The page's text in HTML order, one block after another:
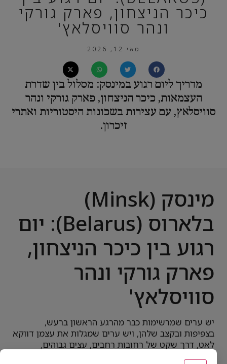
כיכר הניצחון, פארק גורקי
ונהר סוויסלאץ'
מאי 12, 2026
מדריך ליום רגוע במינסק: מסלול בין שדרת
העצמאות, כיכר הניצחון, פארק גורקי ונהר
סוויסלאץ, עם עצירות בשכונות היסטוריות ואתרי
זיכרון.
מינסק (Minsk)
בלארוס (Belarus): יום
רגוע בין כיכר הניצחון,
פארק גורקי ונהר
סוויסלאץ'
יש ערים שמרשימות כבר מהרגע הראשון ברעש,
בצפיפות ובקצב שלהן, ויש ערים שמגלות את עצמן דווקא
לאט, דרך שקט של רחובות רחבים, עצים גבוהים,